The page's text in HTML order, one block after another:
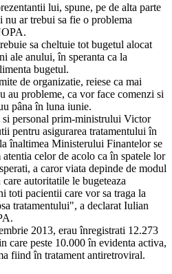
lui, spune, pe de alta parte
nu ar trebui sa fie o problema
sa cheltuie tot bugetul alocat
ale anului, în speranta ca la
bugetul.
de organizatie, reiese ca mai
au probleme, ca vor face comenzi si
pâna în luna iunie.
personal prim-ministrului Victor
pentru asigurarea tratamentului în
înaltimea Ministerului Finantelor se
celor de acolo ca în spatele lor
a caror viata depinde de modul
autoritatile le bugeteaza
toti pacientii care vor sa traga la
tratamentului", a declarat Iulian
2013, erau înregistrati 12.273
care peste 10.000 în evidenta activa,
fiind în tratament antiretroviral.